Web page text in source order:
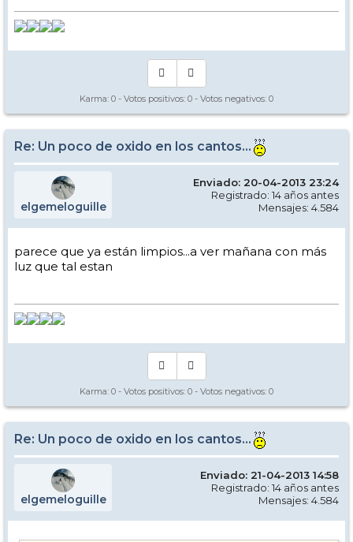
Karma: 0 - Votos positivos: 0 - Votos negativos: 0
Re: Un poco de oxido en los cantos...
elgemeloguille
Enviado: 20-04-2013 23:24
Registrado: 14 años antes
Mensajes: 4.584
parece que ya están limpios...a ver mañana con más
luz que tal estan
Karma: 0 - Votos positivos: 0 - Votos negativos: 0
Re: Un poco de oxido en los cantos...
elgemeloguille
Enviado: 21-04-2013 14:58
Registrado: 14 años antes
Mensajes: 4.584